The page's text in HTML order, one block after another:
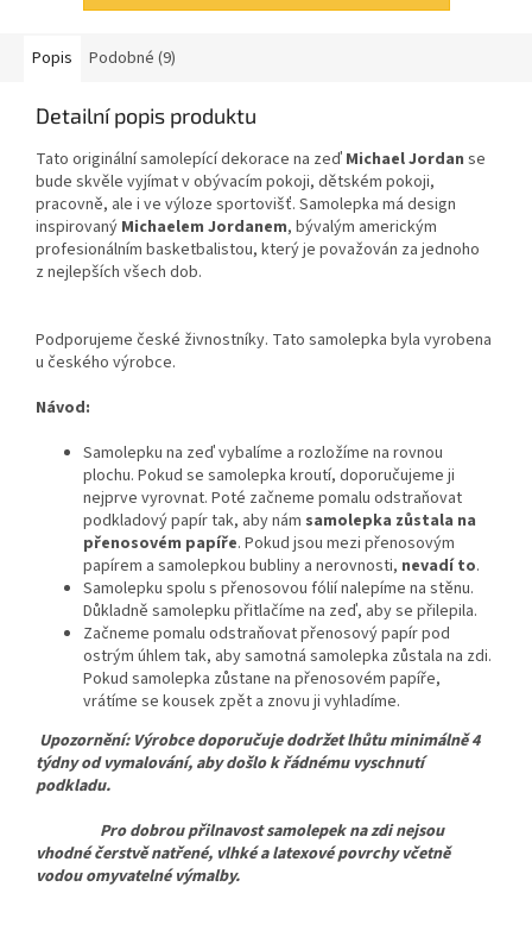
Popis Podobné (9)
Detailní popis produktu
Tato originální samolepící dekorace na zeď Michael Jordan se
bude skvěle vyjímat v obývacím pokoji, dětském pokoji,
pracovně, ale i ve výloze sportovišť. Samolepka má design
inspirovaný Michaelem Jordanem, bývalým americkým
profesionálním basketbalistou, který je považován za jednoho
z nejlepších všech dob.
Podporujeme české živnostníky. Tato samolepka byla vyrobena
u českého výrobce.
Návod:
Samolepku na zeď vybalíme a rozložíme na rovnou
plochu. Pokud se samolepka kroutí, doporučujeme ji
nejprve vyrovnat. Poté začneme pomalu odstraňovat
podkladový papír tak, aby nám samolepka zůstala na
přenosovém papíře. Pokud jsou mezi přenosovým
papírem a samolepkou bubliny a nerovnosti, nevadí to.
Samolepku spolu s přenosovou fólií nalepíme na stěnu.
Důkladně samolepku přitlačíme na zeď, aby se přilepila.
Začneme pomalu odstraňovat přenosový papír pod
ostrým úhlem tak, aby samotná samolepka zůstala na zdi.
Pokud samolepka zůstane na přenosovém papíře,
vrátíme se kousek zpět a znovu ji vyhladíme.
Upozornění: Výrobce doporučuje dodržet lhůtu minimálně 4
týdny od vymalování, aby došlo k řádnému vyschnutí
podkladu.
Pro dobrou přilnavost samolepek na zdi nejsou
vhodné čerstvě natřené, vlhké a latexové povrchy včetně
vodou omyvatelné výmalby.